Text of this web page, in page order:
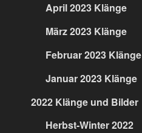
April 2023 Klänge
März 2023 Klänge
Februar 2023 Klänge
Januar 2023 Klänge
2022 Klänge und Bilder
Herbst-Winter 2022